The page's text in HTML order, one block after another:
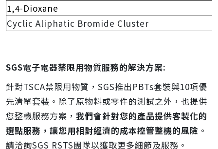
1,4-Dioxane
Cyclic Aliphatic Bromide Cluster
SGS電子電器禁限用物質服務的解決方案:
針對TSCA禁限用物質，SGS推出PBTs套裝與10項優
先清單套裝。除了原物料或零件的測試之外，也提供
您整機服務方案， 我們會針對您的產品提供客製化的
選點服務，讓您用相對經濟的成本控管整機的風險 。
請洽詢SGS RSTS團隊以獲取更多細節及服務。